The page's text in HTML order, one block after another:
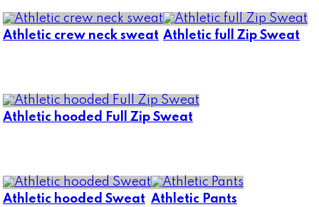
Athletic crew neck sweat Athletic full Zip Sweat
Athletic hooded Full Zip Sweat
Athletic hooded Sweat Athletic Pants